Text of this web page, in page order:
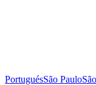
PortuguésSão Paulo